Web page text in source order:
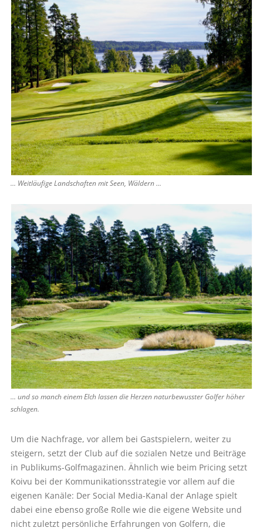
... Weitläufige Landschaften mit Seen, Wäldern ...
... und so manch einem Elch lassen die Herzen naturbewusster Golfer höher
schlagen.
Um die Nachfrage, vor allem bei Gastspielern, weiter zu
steigern, setzt der Club auf die sozialen Netze und Beiträge
in Pub­likums-Golfmagazinen. Ähnlich wie beim Pricing setzt
Koivu bei der Kommunikationsstrategie vor allem auf die
eigenen Kanäle: Der Social Media-Kanal der Anlage spielt
dabei eine ebenso große Rolle wie die eigene Website und
nicht zuletzt persönliche Erfahrungen von Golfern, die